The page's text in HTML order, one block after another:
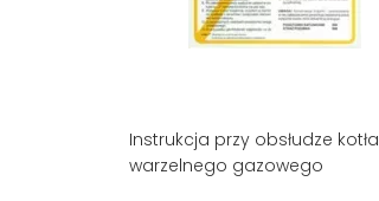
Instrukcja przy obsłudze kotła
warzelnego gazowego